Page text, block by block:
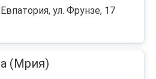
ул. Фрунзе, 17
(Мрия)